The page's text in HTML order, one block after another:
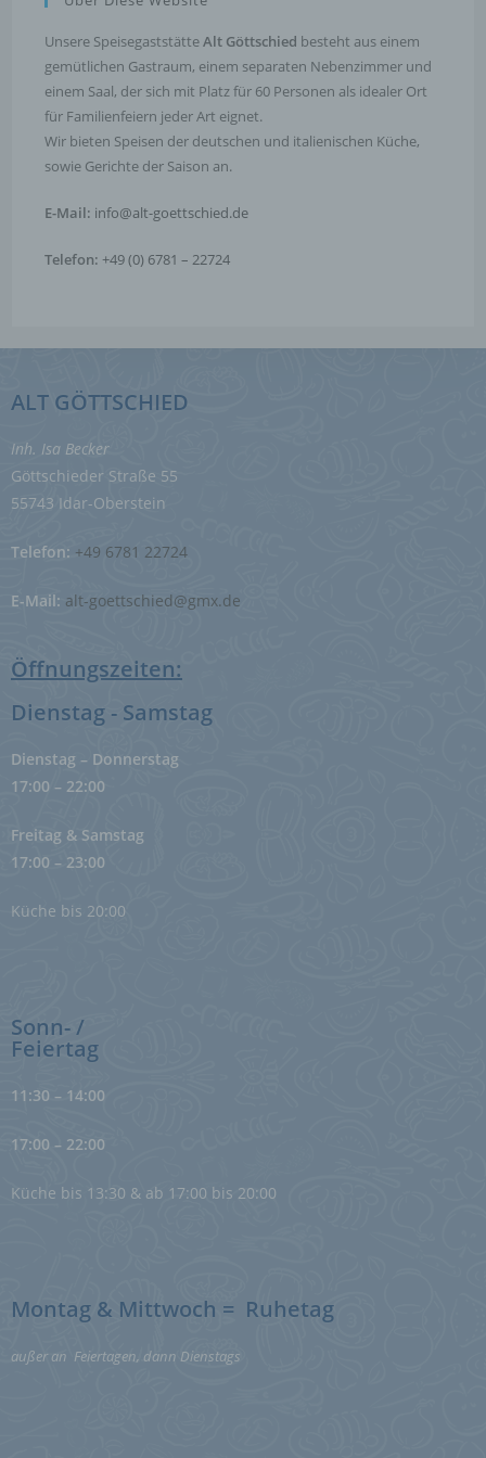
Unsere SpeisegaststätteAlt Göttschied besteht aus einem
gemütlichen Gastraum, einem separaten Nebenzimmer und
einem Saal, der sich mit Platz für 60 Personen als idealer Ort
für Familienfeiern jeder Art eignet.
Wir bieten Speisen der deutschen und italienischen Küche,
sowie Gerichte der Saison an.
E-Mail: info@alt-goettschied.de
Telefon: +49 (0) 6781 – 22724
ALT GÖTTSCHIED
Inh. Isa Becker
Göttschieder Straße 55
55743 Idar-Oberstein
Telefon: +49 6781 22724
E-Mail: alt-goettschied@gmx.de
Öffnungszeiten:
Dienstag - Samstag
Dienstag – Donnerstag
17:00 – 22:00
Freitag & Samstag
17:00 – 23:00
Küche bis 20:00
Sonn- /
Feiertag
11:30 – 14:00
17:00 – 22:00
Küche bis 13:30 & ab 17:00 bis 20:00
Montag & Mittwoch = Ruhetag
außer an Feiertagen, dann Dienstags
g) Verantwortlicher oder für die Verarbeitung
Verantwortlicher
Verantwortlicher oder für die Verarbeitung
Verantwortlicher ist die natürliche oder juristische
allein oder gemeinsam mit anderen über die Zwecke
und Mittel der Verarbeitung von personenbezogenen
Verarbeitung durch das Unionsrecht oder das Recht
vorgesehen werden.
h) Auftragsverarbeiter
Auftragsverarbeiter ist eine natürliche oder juristische
Person, Behörde, Einrichtung oder andere Stelle, die
Verantwortlichen verarbeitet.
Empfänger ist eine natürliche oder juristische Person,
unabhängig davon, ob es sich bei ihr um einen Dritten
handelt oder nicht. Behörden, die im Rahmen eines
bestimmten Untersuchungsauftrags nach dem
Unionsrecht oder dem Recht der Mitgliedstaaten
gelten jedoch nicht als Empfänger.
Dritter ist eine natürliche oder juristische Person,
Auftragsverarbeiter und den Personen, die unter der
k) Einwilligung
freiwillig für den bestimmten Fall in informierter Weise
sonstigen eindeutigen bestätigenden Handlung, mit der
personenbezogenen Daten einverstanden ist.
Grundverordnung, sonstiger in den Mitgliedstaaten der